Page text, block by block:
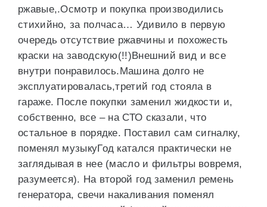
ржавые,.Осмотр и покупка производились
стихийно, за полчаса… Удивило в первую
очередь отсутствие ржавчины и похожесть
краски на заводскую(!!)Внешний вид и все
внутри понравилось.Машина долго не
эксплуатировалась,третий год стояла в
гараже. После покупки заменил жидкости и,
собственно, все – на СТО сказали, что
остальное в порядке. Поставил сам сигналку,
поменял музыкуГод катался практически не
заглядывая в нее (масло и фильтры вовремя,
разумеется). На второй год заменил ремень
генератора, свечи накаливания поменял